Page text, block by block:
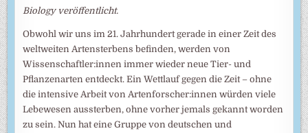
Biology veröffentlicht.
Obwohl wir uns im 21. Jahrhundert gerade in einer Zeit des
weltweiten Artensterbens befinden, werden von
Wissenschaftler:innen immer wieder neue Tier- und
Pflanzenarten entdeckt. Ein Wettlauf gegen die Zeit – ohne
die intensive Arbeit von Artenforscher:innen würden viele
Lebewesen aussterben, ohne vorher jemals gekannt worden
zu sein. Nun hat eine Gruppe von deutschen und